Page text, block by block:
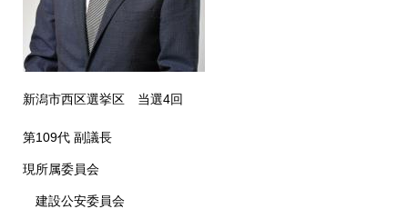
新潟市西区選挙区 当選4回
第109代 副議長
現所属委員会
建設公安委員会